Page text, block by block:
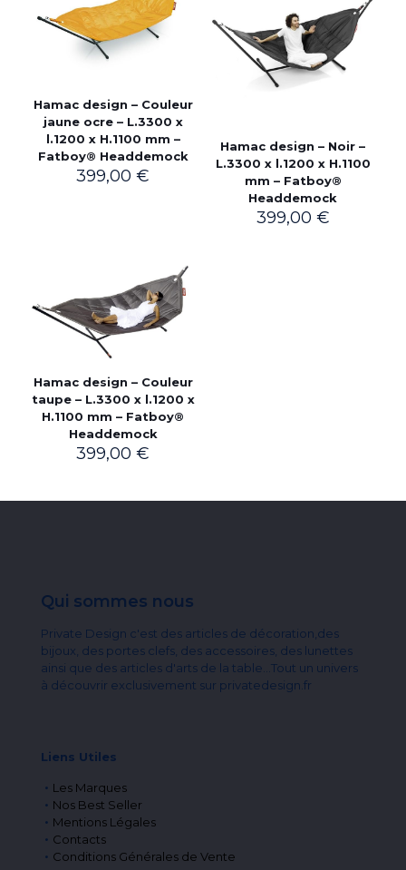
Hamac design – Couleur
jaune ocre – L.3300 x
l.1200 x H.1100 mm –
Fatboy® Headdemock
399,00€
Hamac design – Noir –
L.3300 x l.1200 x H.1100
mm – Fatboy®
Headdemock
399,00 €
Hamac design – Couleur
taupe – L.3300 x l.1200 x
H.1100 mm – Fatboy®
Headdemock
399,00€
Qui sommes nous
Private Design c'est des articles de décoration,des
bijoux, des portes clefs, des accessoires, des lunettes
ainsi que des articles d'arts de la table...Tout un univers
à découvrir exclusivement sur privatedesign.fr
Liens Utiles
Les Marques
Nos Best Seller
Mentions Légales
Contacts
Conditions Générales de Vente